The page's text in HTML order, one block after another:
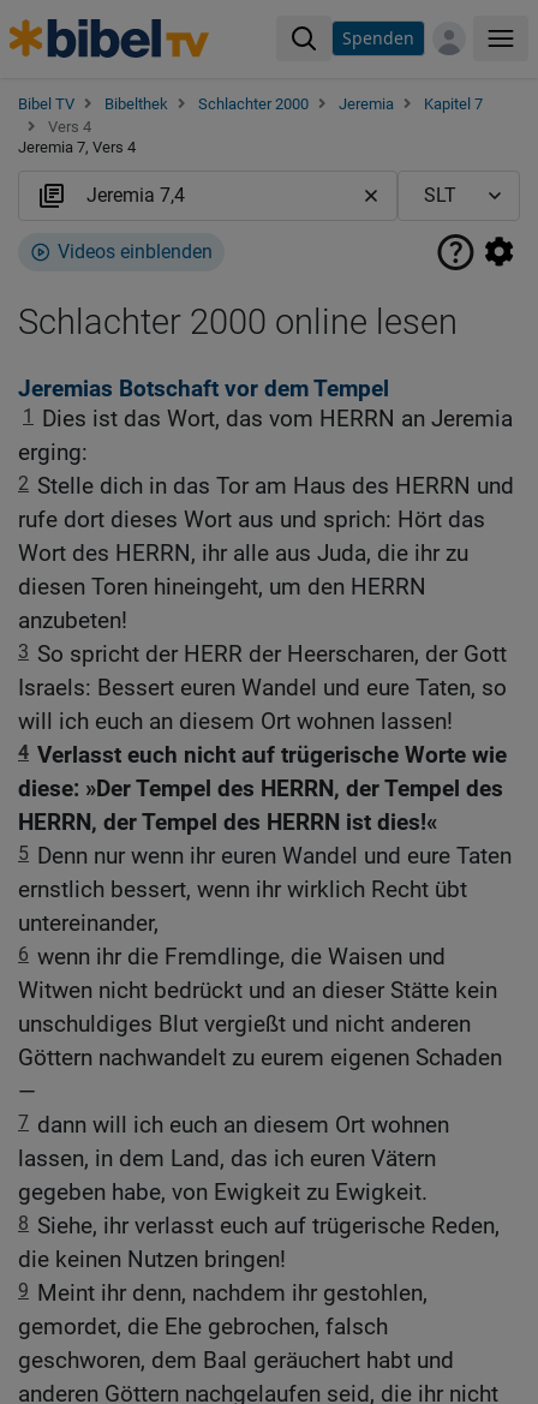
Spenden
Bibel TV Bibelthek Schlachter 2000 Jeremia
Kapitel 7
Vers 4
Jeremia 7, Vers 4
Videos einblenden
Schlachter 2000 online lesen
Jeremias Botschaft vor dem Tempel
1
Dies ist das Wort, das vom HERRN an Jeremia
erging:
2 Stelle dich in das Tor am Haus des HERRN und
rufe dort dieses Wort aus und sprich: Hört das
Wort des HERRN, ihr alle aus Juda, die ihr zu
diesen Toren hineingeht, um den HERRN
anzubeten!
3 So spricht der HERR der Heerscharen, der Gott
Israels: Bessert euren Wandel und eure Taten, so
will ich euch an diesem Ort wohnen lassen!
4 Verlasst euch nicht auf trügerische Worte wie
diese: »Der Tempel des HERRN, der Tempel des
HERRN, der Tempel des HERRN ist dies!«
5 Denn nur wenn ihr euren Wandel und eure Taten
ernstlich bessert, wenn ihr wirklich Recht übt
untereinander,
6 wenn ihr die Fremdlinge, die Waisen und
Witwen nicht bedrückt und an dieser Stätte kein
unschuldiges Blut vergießt und nicht anderen
Göttern nachwandelt zu eurem eigenen Schaden
—
7 dann will ich euch an diesem Ort wohnen
lassen, in dem Land, das ich euren Vätern
gegeben habe, von Ewigkeit zu Ewigkeit.
8 Siehe, ihr verlasst euch auf trügerische Reden,
die keinen Nutzen bringen!
9 Meint ihr denn, nachdem ihr gestohlen,
gemordet, die Ehe gebrochen, falsch
geschworen, dem Baal geräuchert habt und
anderen Göttern nachgelaufen seid, die ihr nicht